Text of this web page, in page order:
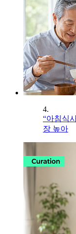
4.
“아침식
장 높아